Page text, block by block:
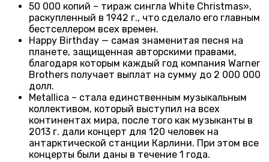
50 000 копий – тираж сингла White Christmas»,
раскупленный в 1942 г., что сделало его главным
бестселлером всех времен.
Happy Birthday — самая знаменитая песня на
планете, защищенная авторскими правами,
благодаря которым каждый год компания Warner
Brothers получает выплат на сумму до 2 000 000
долл.
Metallica – стала единственным музыкальным
коллективом, который выступил на всех
континентах мира, после того как музыканты в
2013 г. дали концерт для 120 человек на
антарктической станции Карлини. При этом все
концерты были даны в течение 1 года.